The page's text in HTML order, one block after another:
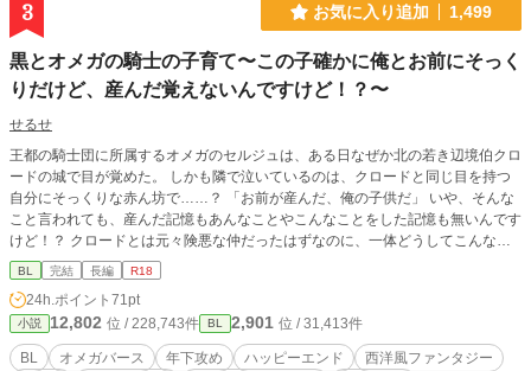
3 お気に入り追加 1,499
黒とオメガの騎士の子育て〜この子確かに俺とお前にそっく
りだけど、産んだ覚えないんですけど！？〜
せるせ
王都の騎士団に所属するオメガのセルジュは、ある日なぜか北の若き辺境伯クロ
ードの城で目が覚めた。 しかも隣で泣いているのは、クロードと同じ目を持つ
自分にそっくりな赤ん坊で……？ 「お前が産んだ、俺の子供だ」 いや、そんな
こと言われても、産んだ記憶もあんなことやこんなことをした記憶も無いんです
けど！？ クロードとは元々険悪な仲だったはずなのに、一体どうしてこんなこ
とに？ 一途な黒髪アルファの年下辺境伯×金髪オメガの年上騎士 ※一応オメガ
バース設定をお借りしています
BL 完結 長編 R18
24h.ポイント 71pt
小説 12,802 位 / 228,743件 BL 2,901 位 / 31,413件
BL オメガバース 年下攻め ハッピーエンド
西洋風ファンタジー